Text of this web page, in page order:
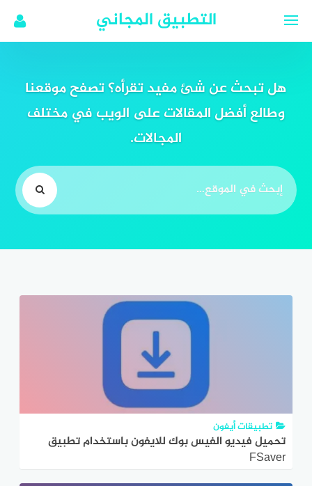
التطبيق المجاني
هل تبحث عن شئ مفيد تقرأه؟ تصفح موقعنا
وطالع أفضل المقالات على الويب في مختلف
المجالات.
تطبيقات أيفون
تحميل فيديو الفيس بوك للايفون باستخدام تطبيق
FSaver